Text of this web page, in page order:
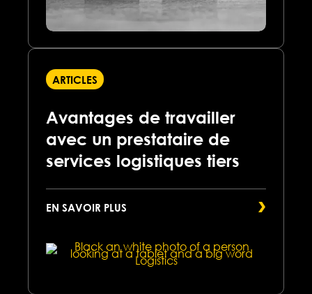
ARTICLES
Avantages de travailler
avec un prestataire de
services logistiques tiers
EN SAVOIR PLUS